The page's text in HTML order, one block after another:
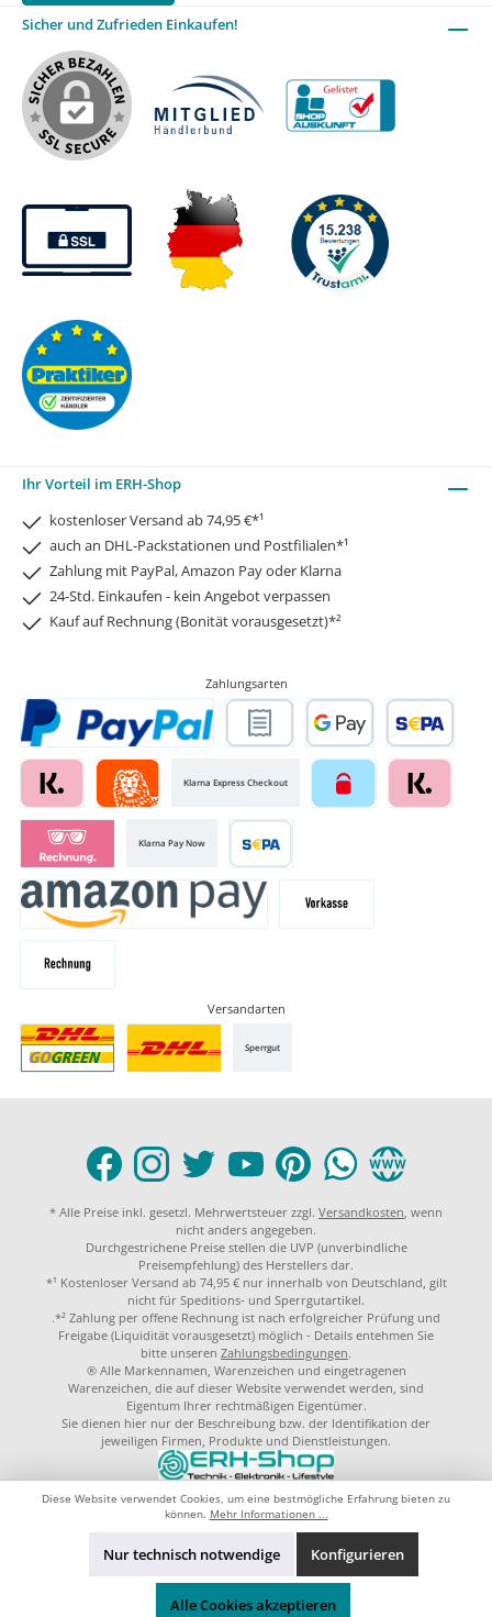
Sicher und Zufrieden Einkaufen!
Ihr Vorteil im ERH-Shop
kostenloser Versand ab 74,95 €*¹
auch an DHL-Packstationen und Postfilialen*¹
Zahlung mit PayPal, Amazon Pay oder Klarna
24-Std. Einkaufen - kein Angebot verpassen
Kauf auf Rechnung (Bonität vorausgesetzt)*²
Zahlungsarten
Klarna Express Checkout
Klarna Pay Now
Versandarten
Sperrgut
* Alle Preise inkl. gesetzl. Mehrwertsteuer zzgl. Versandkosten, wenn
nicht anders angegeben.
Durchgestrichene Preise stellen die UVP (unverbindliche
Preisempfehlung) des Herstellers dar.
*¹ Kostenloser Versand ab 74,95 € nur innerhalb von Deutschland, gilt
nicht für Speditions- und Sperrgutartikel.
.*² Zahlung per offene Rechnung ist nach erfolgreicher Prüfung und
Freigabe (Liquidität vorausgesetzt) möglich - Details entehmen Sie
bitte unseren Zahlungsbedingungen.
® Alle Markennamen, Warenzeichen und eingetragenen
Warenzeichen, die auf dieser Website verwendet werden, sind
Eigentum Ihrer rechtmäßigen Eigentümer.
Sie dienen hier nur der Beschreibung bzw. der Identifikation der
jeweiligen Firmen, Produkte und Dienstleistungen.
Diese Website verwendet Cookies, um eine bestmögliche Erfahrung bieten zu
können. Mehr Informationen ...
Nur technisch notwendige Konfigurieren
Alle Cookies akzeptieren